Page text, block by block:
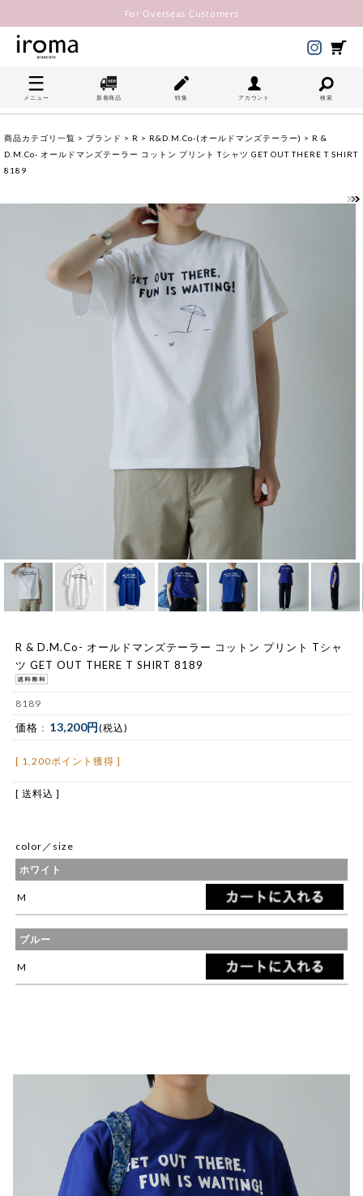
For Overseas Customers
メニュー 新着商品 特集 アカウント 検索
商品カテゴリ一覧 > ブランド > R > R&D.M.Co-(オールドマンズテーラー) > R &
D.M.Co- オールドマンズテーラー コットン プリント Tシャツ GET OUT THERE T SHIRT
8189
R & D.M.Co- オールドマンズテーラー コットン プリント Tシャ
ツ GET OUT THERE T SHIRT 8189
8189
価格 : 13,200円 (税込)
[ 1,200ポイント獲得 ]
[ 送料込 ]
color／size
ホワイト
M
ブルー
M